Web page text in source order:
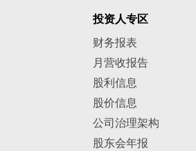
投资人专区
财务报表
月营收报告
股利信息
股价信息
公司治理架构
股东会年报